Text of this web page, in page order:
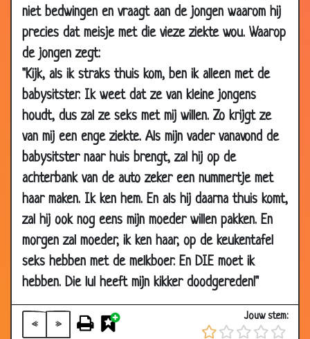
niet bedwingen en vraagt aan de jongen waarom hij
precies dat meisje met die vieze ziekte wou. Waarop
de jongen zegt:
"Kijk, als ik straks thuis kom, ben ik alleen met de
babysitster. Ik weet dat ze van kleine jongens
houdt, dus zal ze seks met mij willen. Zo krijgt ze
van mij een enge ziekte. Als mijn vader vanavond de
babysitster naar huis brengt, zal hij op de
achterbank van de auto zeker een nummertje met
haar maken. Ik ken hem. En als hij daarna thuis komt,
zal hij ook nog eens mijn moeder willen pakken. En
morgen zal moeder, ik ken haar, op de keukentafel
seks hebben met de melkboer. En DIE moet ik
hebben. Die lul heeft mijn kikker doodgereden!"
« »
Jouw stem:
11 Nov
2009
Nieuw lid
28 Oct
2009
Eekhoorntjes
12 Oct
2009
10 Oct
2009
Springen 3.34
07 Oct
2009
Kan ik kinderen krijgen? 3.50
06 Oct
2009
Papegaai zonder poten 3.94
28 Sep
2009
Meer tijd
23 Sep
2009
Geen maagd meer 3.84